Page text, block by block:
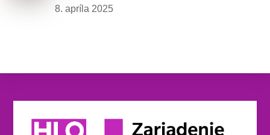
8. apríla 2025
To